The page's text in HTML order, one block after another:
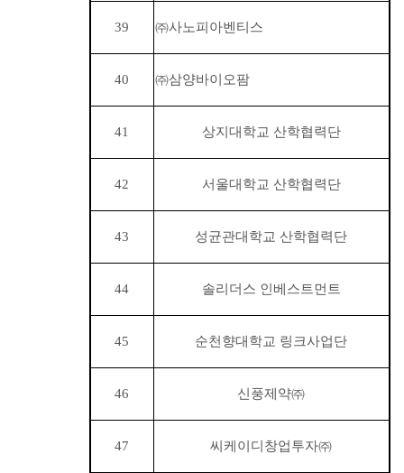
39 ㈜사노피아벤티스
40 ㈜삼양바이오팜
41 상지대학교 산학협력단
42 서울대학교 산학협력단
43 성균관대학교 산학협력단
44 솔리더스 인베스트먼트
45 순천향대학교 링크사업단
46 신풍제약㈜
47 씨케이디창업투자㈜